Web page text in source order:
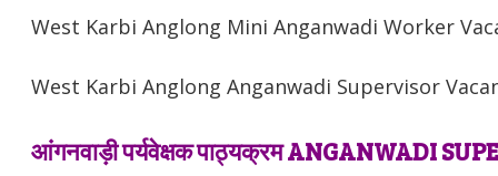
West Karbi Anglong Mini Anganwadi Worker
West Karbi Anglong Anganwadi Supervisor
आंगनवाड़ी पर्यवेक्षक पाठ्यक्रम ANGANWADI